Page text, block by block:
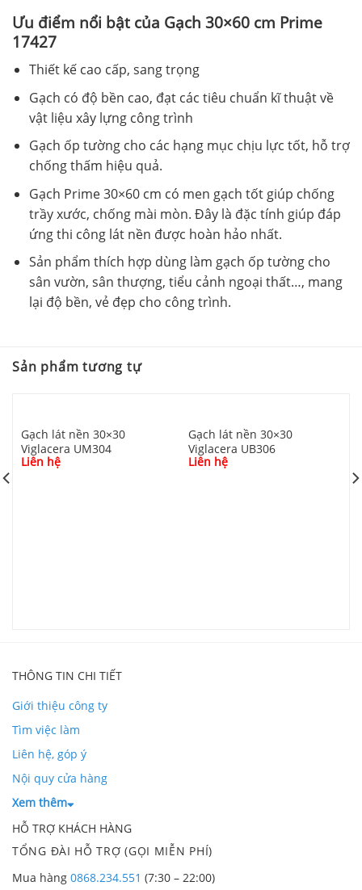
Ưu điểm nổi bật của Gạch 30×60 cm Prime
17427
Thiết kế cao cấp, sang trọng
Gạch có độ bền cao, đạt các tiêu chuẩn kĩ thuật về
vật liệu xây lựng công trình
Gạch ốp tường cho các hạng mục chịu lực tốt, hỗ trợ
chống thấm hiệu quả.
Gạch Prime 30×60 cm có men gạch tốt giúp chống
trầy xước, chống mài mòn. Đây là đặc tính giúp đáp
ứng thi công lát nền được hoàn hảo nhất.
Sản phẩm thích hợp dùng làm gạch ốp tường cho
sân vườn, sân thượng, tiểu cảnh ngoại thất…, mang
lại độ bền, vẻ đẹp cho công trình.
Sản phẩm tương tự
Gạch lát nền 30×30
Viglacera UM304
Liên hệ
Gạch lát nền 30×30
Viglacera UB306
Liên hệ
THÔNG TIN CHI TIẾT
Giới thiệu công ty
Tìm việc làm
Liên hệ, góp ý
Nội quy cửa hàng
Xem thêm
HỖ TRỢ KHÁCH HÀNG
TỔNG ĐÀI HỖ TRỢ (GỌI MIỄN PHÍ)
Mua hàng 0868.234.551 (7:30 – 22:00)